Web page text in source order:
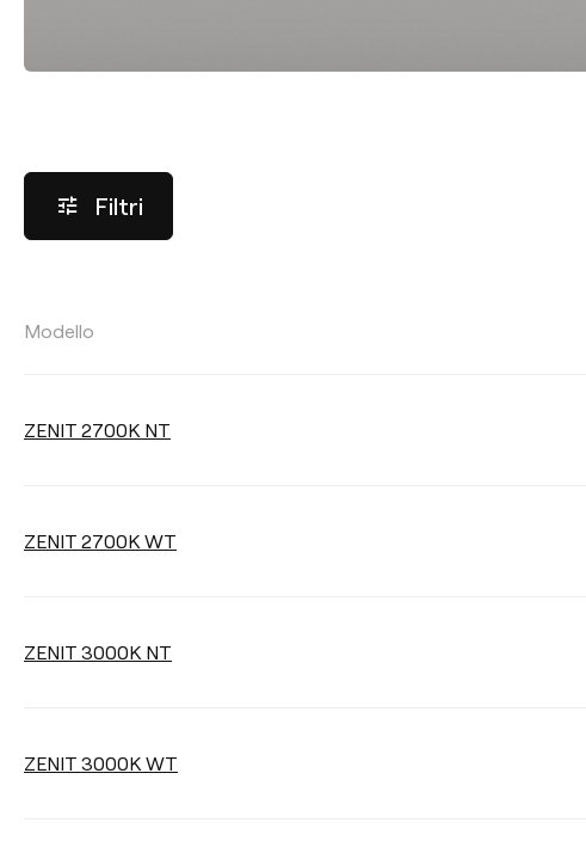
Filtri
FLUSSO LUMINOSO
REGOLAZIONE
Modello
ZENIT 2700K NT
ZENIT 2700K WT
ZENIT 3000K NT
ZENIT 3000K WT